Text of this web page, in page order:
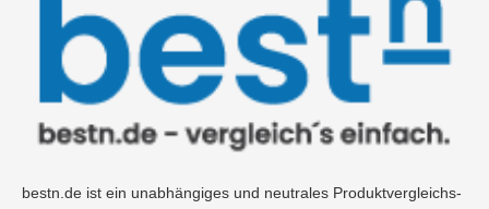
bestn.de ist ein unabhängiges und neutrales Produktvergleichs-